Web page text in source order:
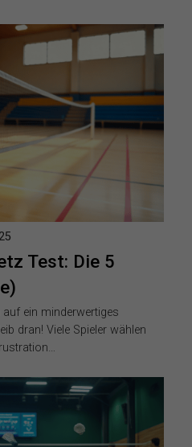
Test: Die 5
ein minderwertiges
dran! Viele Spieler wählen